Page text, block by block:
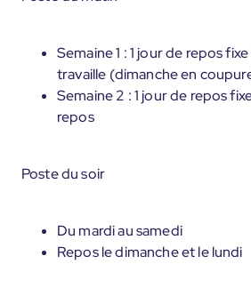
Semaine 1 : 1 jour de repos
travaille (dimanche en
Semaine 2 : 1 jour de repos
repos
Poste du soir
Du mardi au samedi
Repos le dimanche et le lundi